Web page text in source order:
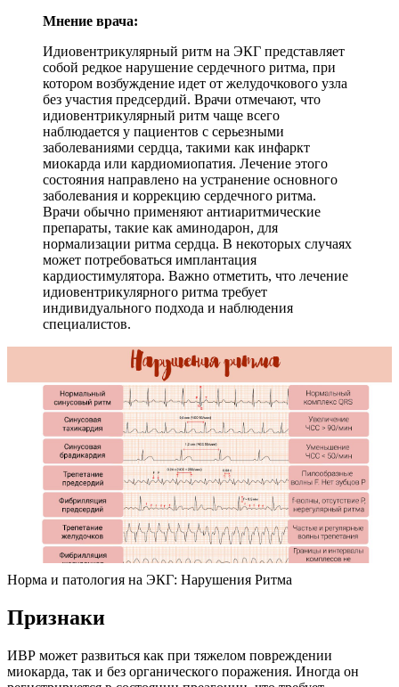
Мнение врача:
Идиовентрикулярный ритм на ЭКГ представляет
собой редкое нарушение сердечного ритма, при
котором возбуждение идет от желудочкового узла
без участия предсердий. Врачи отмечают, что
идиовентрикулярный ритм чаще всего
наблюдается у пациентов с серьезными
заболеваниями сердца, такими как инфаркт
миокарда или кардиомиопатия. Лечение этого
состояния направлено на устранение основного
заболевания и коррекцию сердечного ритма.
Врачи обычно применяют антиаритмические
препараты, такие как аминодарон, для
нормализации ритма сердца. В некоторых случаях
может потребоваться имплантация
кардиостимулятора. Важно отметить, что лечение
идиовентрикулярного ритма требует
индивидуального подхода и наблюдения
специалистов.
Норма и патология на ЭКГ: Нарушения Ритма
Признаки
ИВР может развиться как при тяжелом повреждении
миокарда, так и без органического поражения. Иногда он